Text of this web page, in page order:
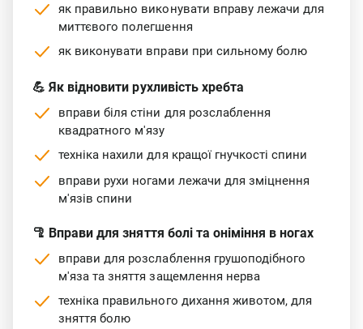
як правильно виконувати вправу лежачи для
миттєвого полегшення
як виконувати вправи при сильному болю
💪 Як відновити рухливість хребта
вправи біля стіни для розслаблення
квадратного м'язу
техніка нахили для кращої гнучкості спини
вправи рухи ногами лежачи для зміцнення
м'язів спини
🦿 Вправи для зняття болі та оніміння в ногах
вправи для розслаблення грушоподібного
м'яза та зняття защемлення нерва
техніка правильного дихання животом, для
зняття болю